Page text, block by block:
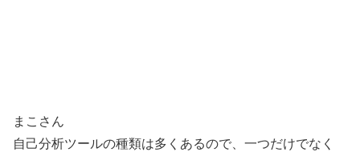
まこさん
自己分析ツールの種類は多くあるので、一つだけでなく